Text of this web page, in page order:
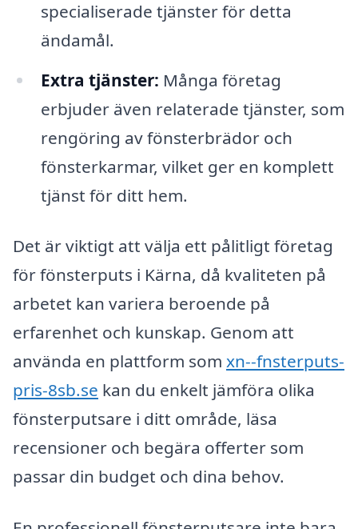
specialiserade tjänster för detta
ändamål.
Extra tjänster: Många företag
erbjuder även relaterade tjänster, som
rengöring av fönsterbrädor och
fönsterkarmar, vilket ger en komplett
tjänst för ditt hem.
Det är viktigt att välja ett pålitligt företag
för fönsterputs i Kärna, då kvaliteten på
arbetet kan variera beroende på
erfarenhet och kunskap. Genom att
använda en plattform som xn--fnsterputs-
pris-8sb.se kan du enkelt jämföra olika
fönsterputsare i ditt område, läsa
recensioner och begära offerter som
passar din budget och dina behov.